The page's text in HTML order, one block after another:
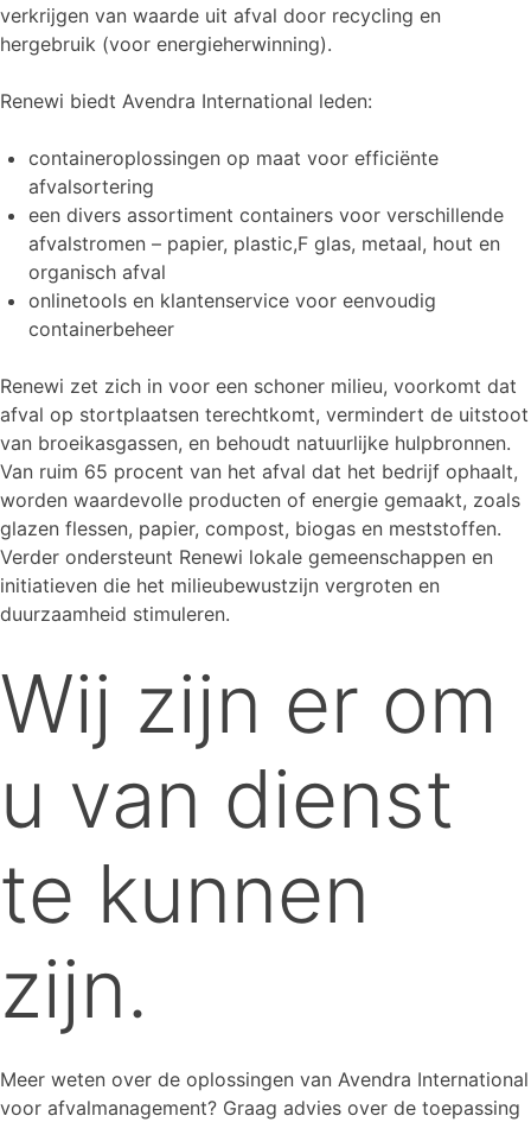
verkrijgen van waarde uit afval door recycling en
hergebruik (voor energieherwinning).
Renewi biedt Avendra International leden:
containeroplossingen op maat voor efficiënte
afvalsortering
een divers assortiment containers voor verschillende
afvalstromen – papier, plastic,F glas, metaal, hout en
organisch afval
onlinetools en klantenservice voor eenvoudig
containerbeheer
Renewi zet zich in voor een schoner milieu, voorkomt dat
afval op stortplaatsen terechtkomt, vermindert de uitstoot
van broeikasgassen, en behoudt natuurlijke hulpbronnen.
Van ruim 65 procent van het afval dat het bedrijf ophaalt,
worden waardevolle producten of energie gemaakt, zoals
glazen flessen, papier, compost, biogas en meststoffen.
Verder ondersteunt Renewi lokale gemeenschappen en
initiatieven die het milieubewustzijn vergroten en
duurzaamheid stimuleren.
Wij zijn er om
u van dienst
te kunnen
zijn.
Meer weten over de oplossingen van Avendra International
voor afvalmanagement? Graag advies over de toepassing